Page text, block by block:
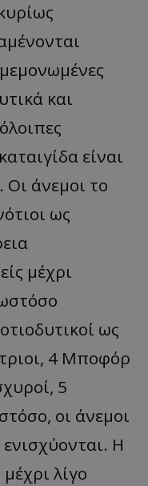
και
είναι
Οι άνεμοι το
ως
μέχρι
ως
4 Μποφόρ
5
οι άνεμοι
Η
λίγο